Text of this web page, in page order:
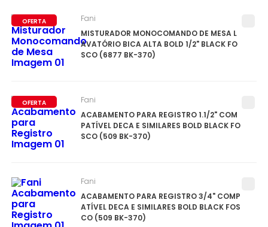
OFERTA
MISTURADOR MONOCOMANDO DE MESA L
AVATÓRIO BICA ALTA BOLD 1/2" BLACK FO
SCO (6877 BK-370)
Fani
OFERTA
ACABAMENTO PARA REGISTRO 1.1/2" COM
PATÍVEL DECA E SIMILARES BOLD BLACK FO
SCO (509 BK-370)
Fani
ACABAMENTO PARA REGISTRO 3/4" COMP
ATÍVEL DECA E SIMILARES BOLD BLACK FOS
CO (509 BK-370)
Fani